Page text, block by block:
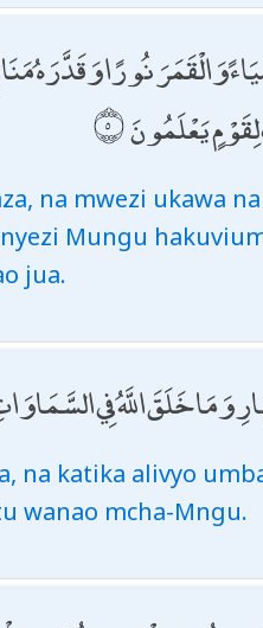
نُورًا وَقَدَّرَهُ
يَعْلَمُونَ
na mwezi ukawa
Mungu
jua.
وَمَا خَلَقَ اللَّهُ فِي
na katika alivyo
wanao mcha-Mngu.